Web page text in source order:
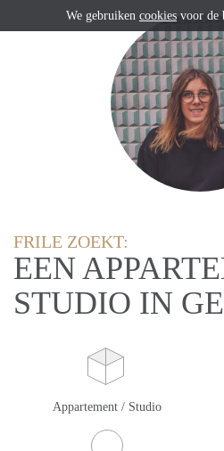
FRILE ZOEKT:
EEN
STUDIO IN
Appartement / Studio
We gebruiken cookies voor de